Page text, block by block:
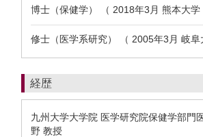
博士（保健学） （ 2018年3月 熊本大学
修士（医学系研究） （ 2005年3月 岐阜
経歴
九州大学大学院 医学研究院保健学部門
野 教授